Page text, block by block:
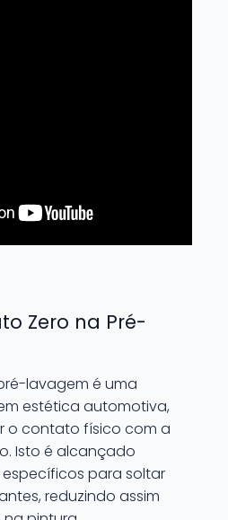
Zero na Pré-
lavagem é uma
estética automotiva,
o contato físico com a
Isto é alcançado
para soltar
reduzindo assim